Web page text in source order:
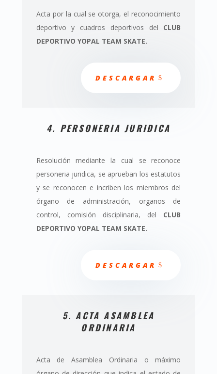
Acta por la cual se otorga, el reconocimiento
deportivo y cuadros deportivos del CLUB
DEPORTIVO YOPAL TEAM SKATE.
DESCARGAR
4. PERSONERIA JURIDICA
Resolución mediante la cual se reconoce
personeria juridica, se aprueban los estatutos
y se reconocen e incriben los miembros del
órgano de administración, organos de
control, comisión disciplinaria, del CLUB
DEPORTIVO YOPAL TEAM SKATE.
DESCARGAR
5. ACTA ASAMBLEA
ORDINARIA
Acta de Asamblea Ordinaria o máximo